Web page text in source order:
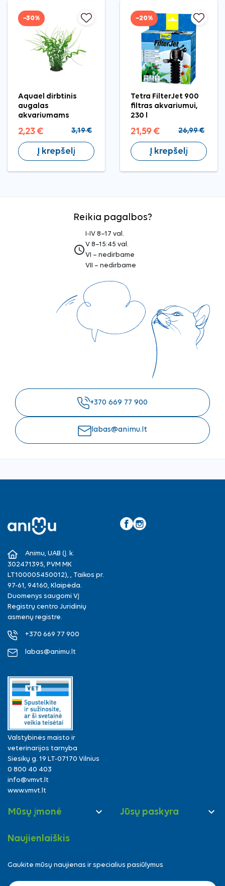
−30%
Aquael dirbtinis
augalas
akvariumams
2,23 € 3,19 €
Į krepšelį
−20%
Tetra FilterJet 900
filtras akvariumui,
230 l
21,59 € 26,99 €
Į krepšelį
Reikia pagalbos?
access_time
I-IV 8–17 val.
V 8–15:45 val.
VI – nedirbame
VII – nedirbame
+370 669 77 900
labas@animu.lt
Animu, UAB (Į. k.
302471395, PVM MK
LT100005450012), , Taikos pr.
97-61, 94160, Klaipėda.
Duomenys saugomi VĮ
Registrų centro Juridinių
asmenų registre.
+370 669 77 900
labas@animu.lt
Valstybinės maisto ir
veterinarijos tarnyba
Siesikų g. 19 LT-07170 Vilnius
0 800 40 403
info@vmvt.lt
www.vmvt.lt
Mūsų įmonė  Jūsų paskyra 
Naujienlaiškis
Gaukite mūsų naujienas ir specialius pasiūlymus